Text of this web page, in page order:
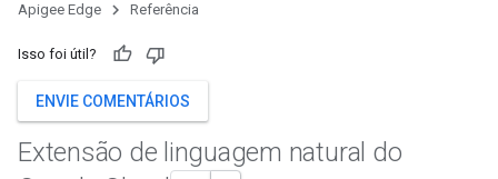
Apigee Edge Referência
Isso foi útil?
ENVIE COMENTÁRIOS
Extensão de linguagem natural do